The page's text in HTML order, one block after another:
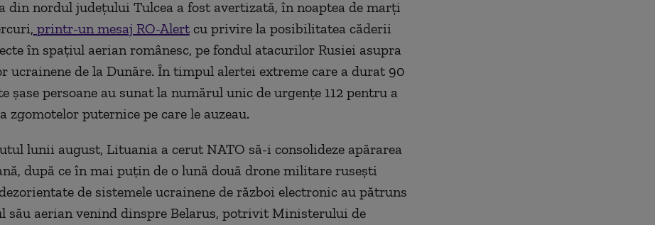
din nordul judeţului Tulcea a fost avertizată, în noaptea de marţi
printr-un mesaj RO-Alertcu privire la posibilitatea căderii
în spaţiul aerian românesc, pe fondul atacurilor Rusiei asupra
ucrainene de la Dunăre. În timpul alertei extreme care a durat 90
şase persoane au sunat la numărul unic de urgenţe 112 pentru a
zgomotelor puternice pe care le auzeau.
lunii august, Lituania a cerut NATO să-i consolideze apărarea
după ce în mai puţin de o lună două drone militare ruseşti
de sistemele ucrainene de război electronic au pătruns
său aerian venind dinspre Belarus, potrivit Ministerului de